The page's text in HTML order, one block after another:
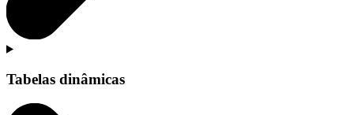
Tabelas dinâmicas